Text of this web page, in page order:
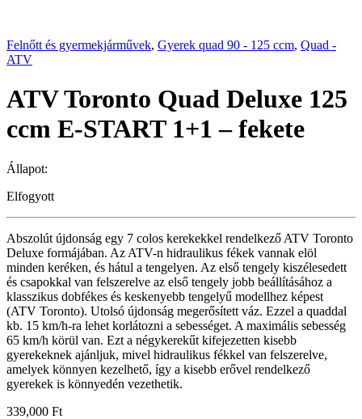
Felnőtt és gyermekjárművek, Gyerek quad 90 - 125 ccm, Quad -
ATV
ATV Toronto Quad Deluxe 125
ccm E-START 1+1 – fekete
Állapot:
Elfogyott
Abszolút újdonság egy 7 colos kerekekkel rendelkező ATV Toronto
Deluxe formájában. Az ATV-n hidraulikus fékek vannak elöl
minden keréken, és hátul a tengelyen. Az első tengely kiszélesedett
és csapokkal van felszerelve az első tengely jobb beállításához a
klasszikus dobfékes és keskenyebb tengelyű modellhez képest
(ATV Toronto). Utolsó újdonság megerősített váz. Ezzel a quaddal
kb. 15 km/h-ra lehet korlátozni a sebességet. A maximális sebesség
65 km/h körül van. Ezt a négykerekűt kifejezetten kisebb
gyerekeknek ajánljuk, mivel hidraulikus fékkel van felszerelve,
amelyek könnyen kezelhető, így a kisebb erővel rendelkező
gyerekek is könnyedén vezethetik.
339,000 Ft